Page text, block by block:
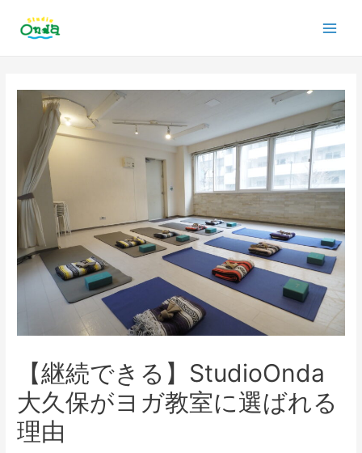
【継続できる】StudioOnda
大久保がヨガ教室に選ばれる
理由
ナ
ビ
ゲ
ー
シ
ョ
ン